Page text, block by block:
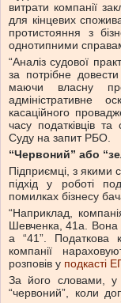
витрати компанії
для кінцевих
протистояння з
однотипними
“Аналіз судової
за потрібне
маючи власну
адміністративне
касаційного
часу податківців та
Суду на запит РБО.
“Червоний” або
Підприємці, з якими
підхід у роботі
помилках бізнесу
“Наприклад,
Шевченка, 41а. Вона
а “41”. Податкова
компанії
розповів у подкасті
За його словами, у
“червоний”, коли